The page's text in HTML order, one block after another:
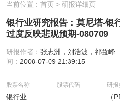
当前位置：首页 > 研报详细页
银行业研究报告：莫尼塔-银
过度反映悲观预期-080709
研报作者：张志洲，刘浩波，祁益峰
间： 2008-07-09 21:39:15
股票名称
银行业
股票代码 研报
（